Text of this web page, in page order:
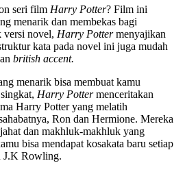
seri film Harry Potter? Film ini
menarik dan membekas bagi
versi novel, Harry Pottermenyajikan
kata pada novel ini juga mudah
british accent.
menarik bisa membuat kamu
Harry Pottermenceritakan
Harry Potter yang melatih
Ron dan Hermione. Mereka
dan makhluk-makhluk yang
bisa mendapat kosakata baru setiap
J.K Rowling.